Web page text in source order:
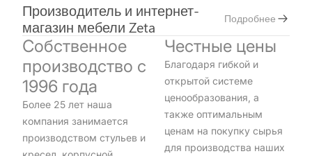
Производитель и интернет-
магазин мебели Zeta
Подробнее
Собственное
производство c
1996 года
Более 25 лет наша
компания занимается
производством стульев и
Честные цены
Благодаря гибкой и
открытой системе
ценообразования, а
также оптимальным
ценам на покупку сырья
для производства наших